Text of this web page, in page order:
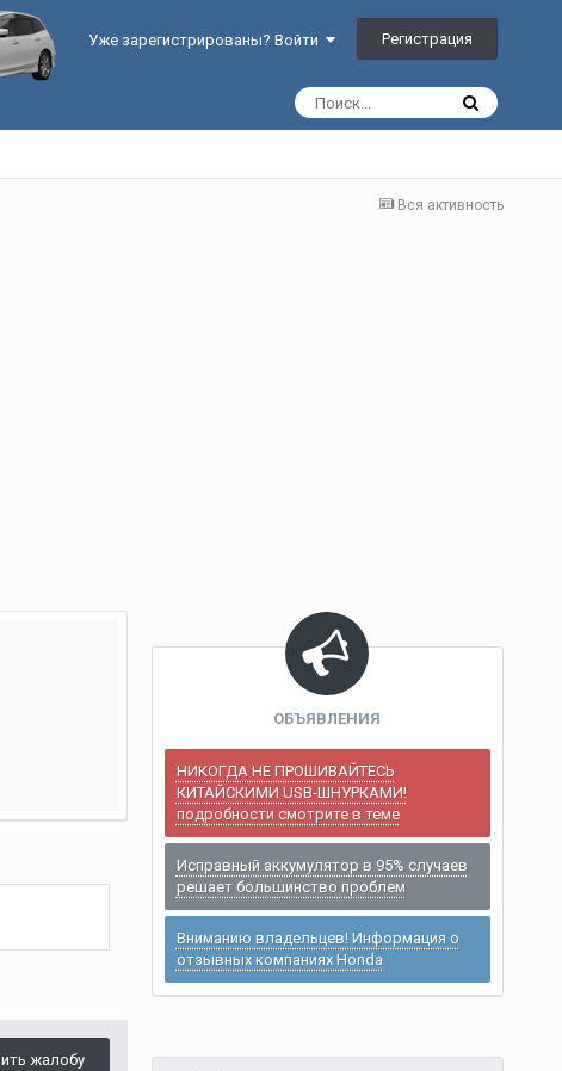
Уже зарегистрированы? Войти Регистрация
Вся активность
жалобу
ОБЪЯВЛЕНИЯ
НИКОГДА НЕ ПРОШИВАЙТЕСЬ
КИТАЙСКИМИ USB-ШНУРКАМИ!
подробности смотрите в теме
Исправный аккумулятор в 95% случаев
решает большинство проблем
Вниманию владельцев! Информация о
отзывных компаниях Honda